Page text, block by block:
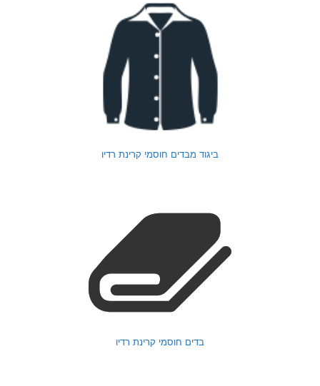
ביגוד מבדים חוסמי קרינת רדיו
בדים חוסמי קרינת רדיו